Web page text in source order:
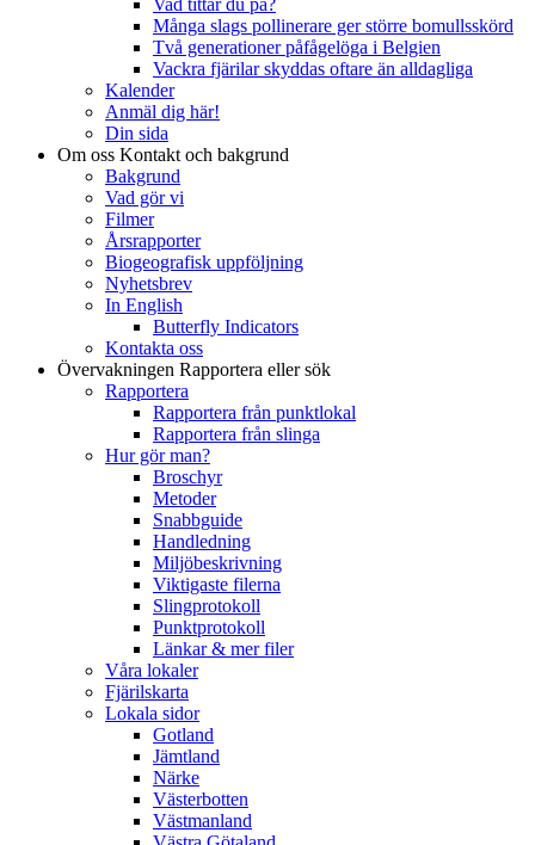
Många slags pollinerare ger större bomullsskörd
Två generationer påfågelöga i Belgien
Vackra fjärilar skyddas oftare än alldagliga
Kalender
Anmäl dig här!
Din sida
Om oss Kontakt och bakgrund
Bakgrund
Vad gör vi
Filmer
Årsrapporter
Biogeografisk uppföljning
Nyhetsbrev
In English
Butterfly Indicators
Kontakta oss
Övervakningen Rapportera eller sök
Rapportera
Rapportera från punktlokal
Rapportera från slinga
Hur gör man?
Broschyr
Metoder
Snabbguide
Handledning
Miljöbeskrivning
Viktigaste filerna
Slingprotokoll
Punktprotokoll
Länkar & mer filer
Våra lokaler
Fjärilskarta
Lokala sidor
Gotland
Jämtland
Närke
Västerbotten
Västmanland